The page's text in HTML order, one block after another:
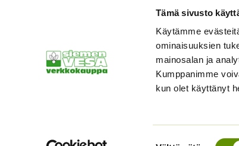
Tämä sivusto
Käytämme
ominaisuuksien
mainosalan ja
Kumppanimme
kun olet käyttänyt
© Siemenvesa